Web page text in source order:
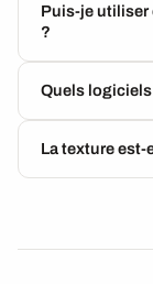
Puis-je utiliser
?
Quels
La texture est-